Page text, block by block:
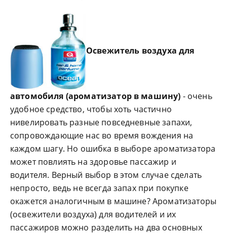
Освежитель воздуха для
автомобиля (ароматизатор в машину) - очень
удобное средство, чтобы хоть частично
нивелировать разные повседневные запахи,
сопровождающие нас во время вождения на
каждом шагу. Но ошибка в выборе ароматизатора
может повлиять на здоровье пассажир и
водителя. Верный выбор в этом случае сделать
непросто, ведь не всегда запах при покупке
окажется аналогичным в машине? Ароматизаторы
(освежители воздуха) для водителей и их
пассажиров можно разделить на два основных